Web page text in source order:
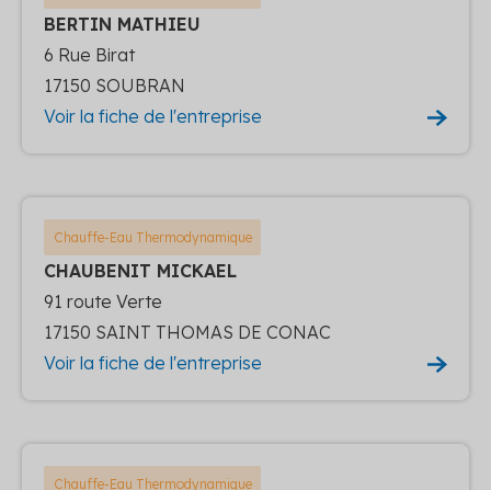
BERTIN MATHIEU
6 Rue Birat
17150 SOUBRAN
Voir la fiche de l'entreprise
Chauffe-Eau Thermodynamique
CHAUBENIT MICKAEL
91 route Verte
17150 SAINT THOMAS DE CONAC
Voir la fiche de l'entreprise
Chauffe-Eau Thermodynamique